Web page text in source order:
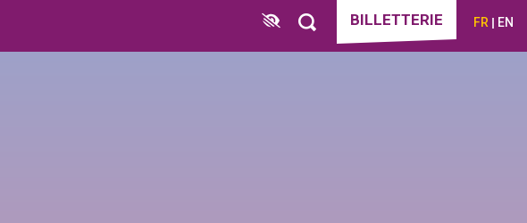
BILLETTERIE FR EN